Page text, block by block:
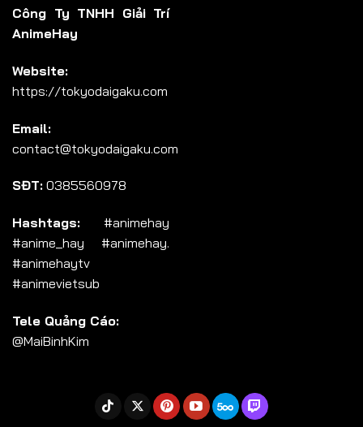
Tập 101
Tập 108
Tập 109
Tập 115
Công Ty TNHH Giải Trí
AnimeHay
Website:
https://tokyodaigaku.com
Email:
contact@tokyodaigaku.com
SĐT: 0385560978
Hashtags: #animehay
#anime_hay #animehay.
#animehaytv
#animevietsub
Tele Quảng Cáo:
@MaiBinhKim